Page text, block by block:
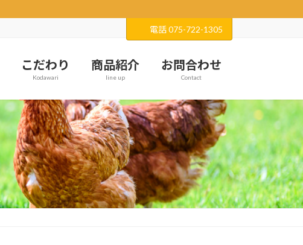
電話 075-722-1305
こだわり
Kodawari
商品紹介
line up
お問合わせ
Contact